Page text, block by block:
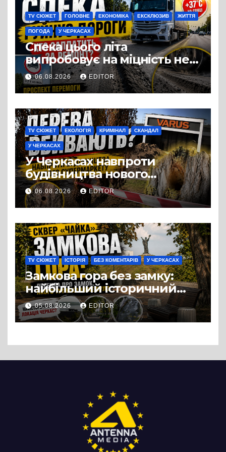
TV СЮЖЕТ ГОЛОВНЕ ЕКОНОМІКА ЕКСКЛЮЗИВ ЖИТТЯ
ПОГОДА У ЧЕРКАСАХ
Спека цього літа
випробовує на міцність не
лише людей, а й дороги
Черкас
06.08.2026 EDITOR
TV СЮЖЕТ ЕКОЛОГІЯ КРИМІНАЛ СКАНДАЛ
У ЧЕРКАСАХ
У Черкасах навпроти
будівництва нового
супермаркету VARUS на
проспекті Перемоги всохли
дерева. І це навряд чи
можна назвати
випадковістю
06.08.2026 EDITOR
TV СЮЖЕТ ІСТОРІЯ БЕЗ КОМЕНТАРІВ У ЧЕРКАСАХ
Замкова гора без замку:
найбільший історичний
міф Черкас
05.08.2026 EDITOR